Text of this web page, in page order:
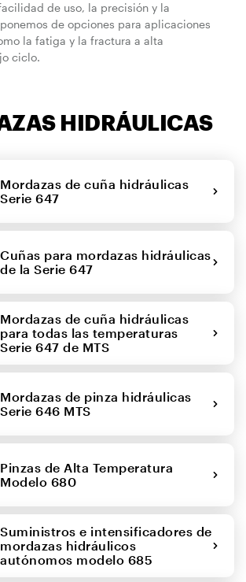
de uso, la precisión y la
de opciones para aplicaciones
la fatiga y la fractura a alta
ciclo.
HIDRÁULICAS
Mordazas de cuña hidráulicas
Serie 647
Cuñas para mordazas hidráulicas
de la Serie 647
Mordazas de cuña hidráulicas
para todas las temperaturas
Serie 647 de MTS
Mordazas de pinza hidráulicas
Serie 646 MTS
Pinzas de Alta Temperatura
Modelo 680
Suministros e intensificadores de
mordazas hidráulicos
autónomos modelo 685